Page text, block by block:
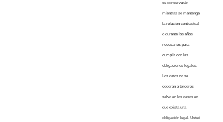
se conservarán
mientras se mantenga
la relación contractual
o durante los años
necesarios para
cumplir con las
obligaciones legales.
Los datos no se
cederán a terceros
salvo en los casos en
que exista una
obligación legal. Usted